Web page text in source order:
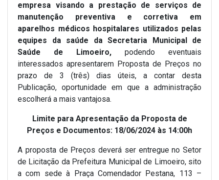
empresa visando a prestação de serviços de
manutenção preventiva e corretiva em
aparelhos médicos hospitalares utilizados pelas
equipes da saúde da Secretaria Municipal de
Saúde de Limoeiro, podendo eventuais
interessados apresentarem Proposta de Preços no
prazo de 3 (três) dias úteis, a contar desta
Publicação, oportunidade em que a administração
escolherá a mais vantajosa.
Limite para Apresentação da Proposta de
Preços e Documentos: 18/06/2024 às 14:00h
A proposta de Preços deverá ser entregue no Setor
de Licitação da Prefeitura Municipal de Limoeiro, sito
a com sede à Praça Comendador Pestana, 113 –